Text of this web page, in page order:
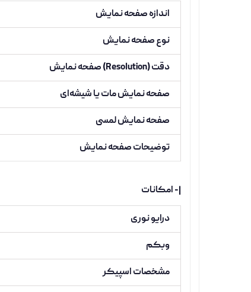
اندازه صفحه نمایش
نوع صفحه نمایش
دقت (Resolution) صفحه نمایش
صفحه نمایش مات یا شیشه‌ای
صفحه نمایش لمسی
توضیحات صفحه نمایش
|- امکانات
درایو نوری
وبکم
مشخصات اسپیکر